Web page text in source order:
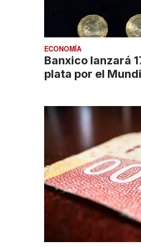
ECONOMÍA
Banxico lanzará
plata por el